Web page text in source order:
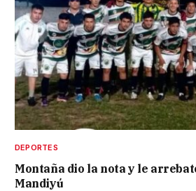
DEPORTES
Montaña dio la nota y le
Mandiyú